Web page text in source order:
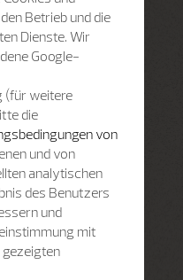
Betrieb und die
Dienste. Wir
Google-
(für weitere
die
von
und von
analytischen
des Benutzers
und
mit
gezeigten